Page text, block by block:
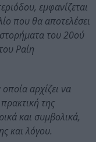
εμφανίζεται
που θα αποτελέσει
του 20ού
Ραίη
αρχίζει να
της
και συμβολικά,
και λόγου.